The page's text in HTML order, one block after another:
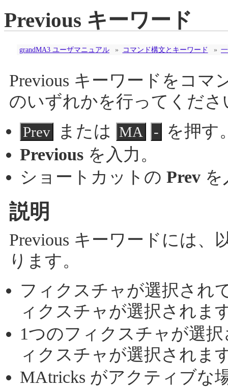
Previous キーワード
grandMA3 ユーザマニュアル » コマンド構文とキーワード »
Previous キーワードをコ
のいずれかを行ってくださ
Prev または MA -
を押す
Previous を入力。
ショートカットの Prev を
説明
Previous キーワードには
ります。
フィクスチャが選択され
ィクスチャが選択されま
1つのフィクスチャが選
ィクスチャが選択されま
MAtricks がアクティブな